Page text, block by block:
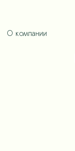
О компании